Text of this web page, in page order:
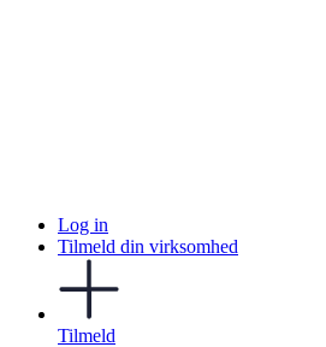
Log in
Tilmeld din virksomhed
Tilmeld